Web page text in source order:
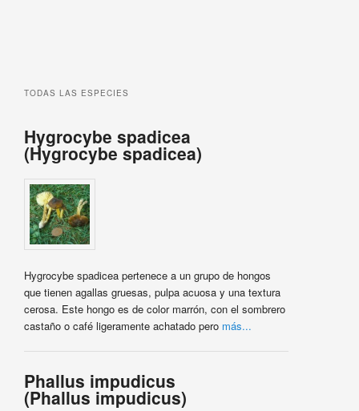
TODAS LAS ESPECIES
Hygrocybe spadicea
(Hygrocybe spadicea)
Hygrocybe spadicea pertenece a un grupo de hongos
que tienen agallas gruesas, pulpa acuosa y una textura
cerosa. Este hongo es de color marrón, con el sombrero
castaño o café ligeramente achatado pero más...
Phallus impudicus
(Phallus impudicus)